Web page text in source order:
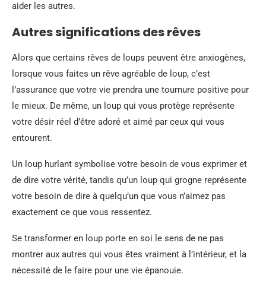
aider les autres.
Autres significations des rêves
Alors que certains rêves de loups peuvent être anxiogènes,
lorsque vous faites un rêve agréable de loup, c’est
l’assurance que votre vie prendra une tournure positive pour
le mieux. De même, un loup qui vous protège représente
votre désir réel d’être adoré et aimé par ceux qui vous
entourent.
Un loup hurlant symbolise votre besoin de vous exprimer et
de dire votre vérité, tandis qu’un loup qui grogne représente
votre besoin de dire à quelqu’un que vous n’aimez pas
exactement ce que vous ressentez.
Se transformer en loup porte en soi le sens de ne pas
montrer aux autres qui vous êtes vraiment à l’intérieur, et la
nécessité de le faire pour une vie épanouie.